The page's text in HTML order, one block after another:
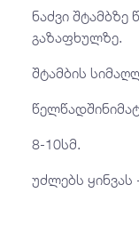
ნაძვი
გაზაფხულზე.
შტამბის
8-10სმ.
უძლებს ყინვას